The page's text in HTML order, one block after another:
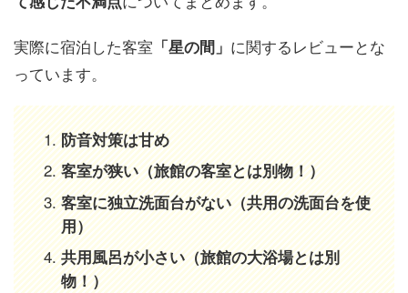
実際に宿泊した客室 「星の間」 に関するレビューとな
っています。
防音対策は甘め
客室が狭い（旅館の客室とは別物！）
客室に独立洗面台がない（共用の洗面台を使
用）
共用風呂が小さい（旅館の大浴場とは別
物！）